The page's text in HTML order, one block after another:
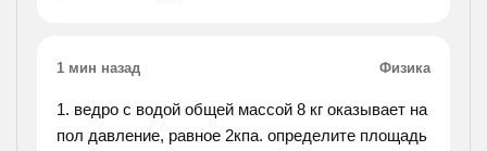
1 мин назад Физика
1. ведро с водой общей массой 8 кг оказывает на
пол давление, равное 2кпа. определите площадь